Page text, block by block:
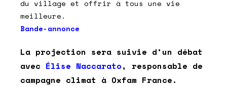
du village et offrir à tous une vie
meilleure.
Bande-annonce
La projection sera suivie d’un débat
avec Élise Naccarato, responsable de
campagne climat à Oxfam France.